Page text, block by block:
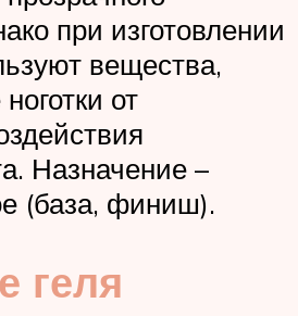
при изготовлении
вещества,
от
Назначение –
(база, финиш).
геля